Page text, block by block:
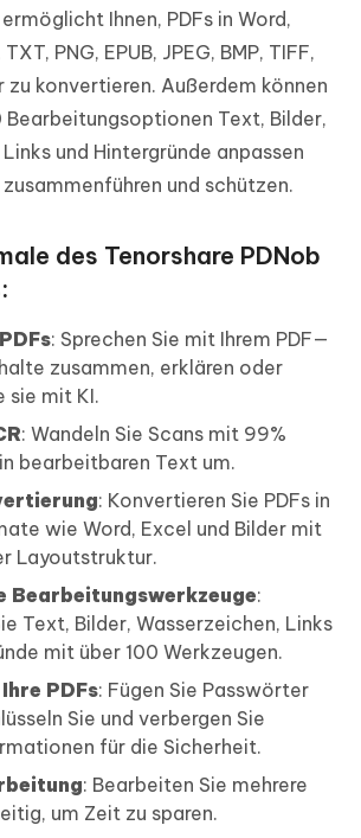
Ihnen, PDFs in Word,
PNG, EPUB, JPEG, BMP, TIFF,
zu konvertieren. Außerdem können
Bearbeitungsoptionen Text, Bilder,
und Hintergründe anpassen
zusammenführen und schützen.
des Tenorshare PDNob
: Sprechen Sie mit Ihrem PDF—
zusammen, erklären oder
sie mit KI.
: Wandeln Sie Scans mit 99%
bearbeitbaren Text um.
: Konvertieren Sie PDFs in
wie Word, Excel und Bilder mit
Layoutstruktur.
Bearbeitungswerkzeuge:
Text, Bilder, Wasserzeichen, Links
mit über 100 Werkzeugen.
PDFs: Fügen Sie Passwörter
Sie und verbergen Sie
für die Sicherheit.
: Bearbeiten Sie mehrere
um Zeit zu sparen.